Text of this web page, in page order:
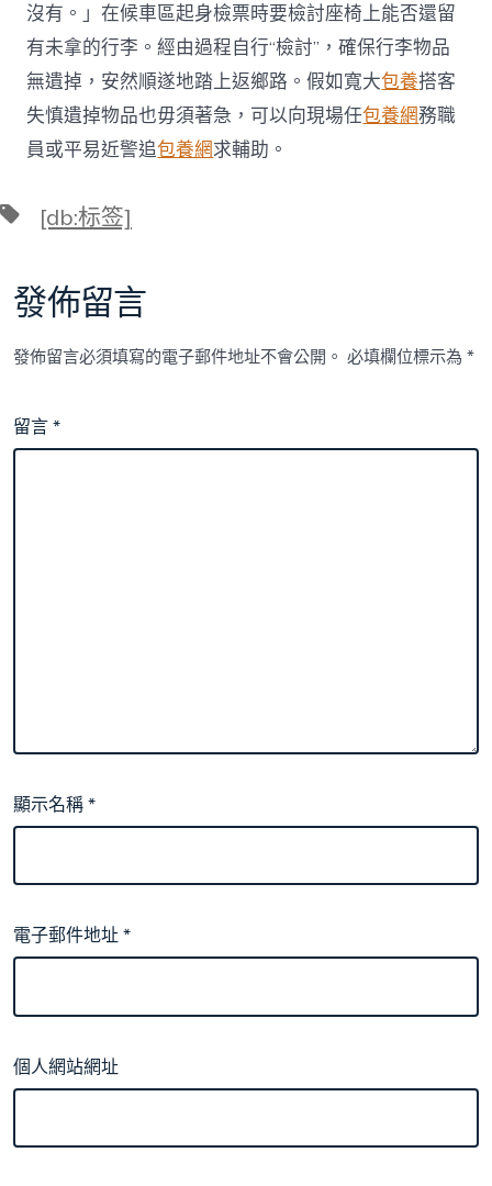
沒有。」在候車區起身檢票時要檢討座椅上能否還留
有未拿的行李。經由過程自行“檢討”，確保行李物品
無遺掉，安然順遂地踏上返鄉路。假如寬大包養搭客
失慎遺掉物品也毋須著急，可以向現場任包養網務職
員或平易近警追包養網求輔助。
標 [db:标签]
發佈留言
發佈留言必須填寫的電子郵件地址不會公開。 必填欄位標示為*
留言*
顯示名稱*
電子郵件地址*
個人網站網址